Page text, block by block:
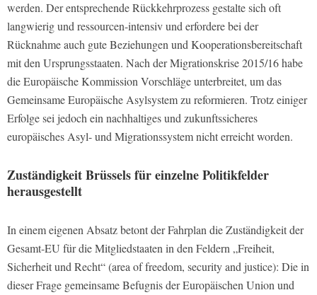
werden. Der entsprechende Rückkehrprozess gestalte sich oft
langwierig und ressourcen-intensiv und erfordere bei der
Rücknahme auch gute Beziehungen und Kooperationsbereitschaft
mit den Ursprungsstaaten. Nach der Migrationskrise 2015/16 habe
die Europäische Kommission Vorschläge unterbreitet, um das
Gemeinsame Europäische Asylsystem zu reformieren. Trotz einiger
Erfolge sei jedoch ein nachhaltiges und zukunftssicheres
europäisches Asyl- und Migrationssystem nicht erreicht worden.
Zuständigkeit Brüssels für einzelne Politikfelder
herausgestellt
In einem eigenen Absatz betont der Fahrplan die Zuständigkeit der
Gesamt-EU für die Mitgliedstaaten in den Feldern „Freiheit,
Sicherheit und Recht“ (area of freedom, security and justice): Die in
dieser Frage gemeinsame Befugnis der Europäischen Union und